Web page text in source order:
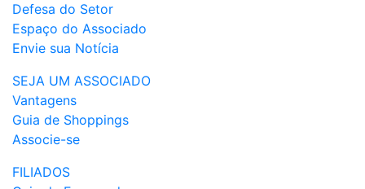
Defesa do Setor
Espaço do Associado
Envie sua Notícia
SEJA UM ASSOCIADO
Vantagens
Guia de Shoppings
Associe-se
FILIADOS